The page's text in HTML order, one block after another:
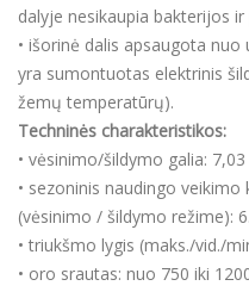
dalyje nesikaupia bakterijos ir
• išorinė dalis apsaugota
yra sumontuotas elektrinis
žemų temperatūrų).
Techninės charakteristikos:
• vėsinimo/šildymo galia:
• sezoninis naudingo veikimo
(vėsinimo / šildymo režime):
• triukšmo lygis (maks./vid./
• oro srautas: nuo 750 iki